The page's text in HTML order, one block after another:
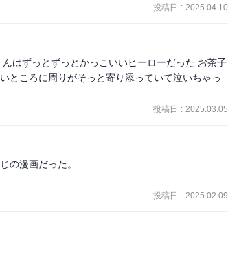
状態だと思うんです。マイノリティを孤立させて
ました。（実際、最後まで読むのを一度挫折し
まうととても読めない」と。本当にそうだと思
んな危なっかしさが魅力でもある、非常に複雑な
投稿日 : 2025.04.10
はずっとずっとかっこいいヒーローだった お茶子
ところに周りがそっと寄り添っていて泣いちゃっ
投稿日 : 2025.03.05
の漫画だった。
投稿日 : 2025.02.09